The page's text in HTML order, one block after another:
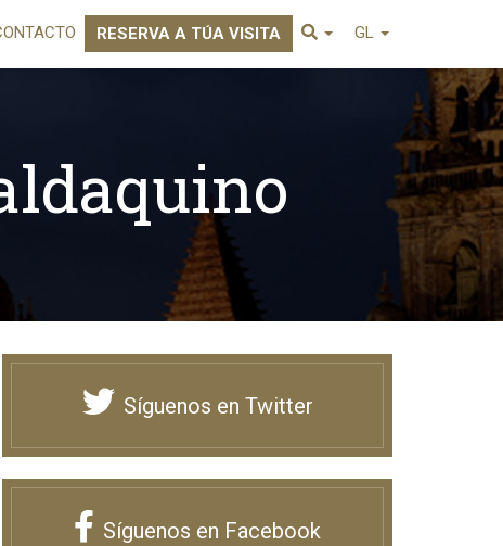
RESERVA A TÚA VISITA GL
Síguenos en Twitter
Síguenos en Facebook